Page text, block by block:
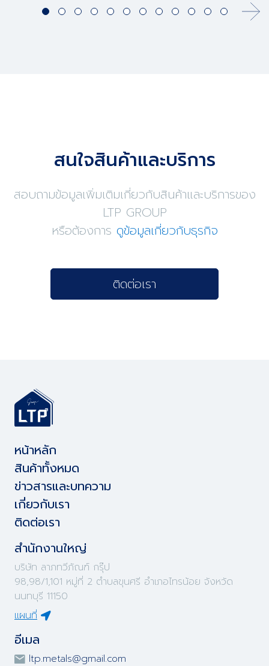
สนใจสินค้าและบริการ
สอบถามข้อมูลเพิ่มเติมเกี่ยวกับสินค้าและบริการของ
LTP GROUP
หรือต้องการ ดูข้อมูลเกี่ยวกับธุรกิจ
ติดต่อเรา
หน้าหลัก
สินค้าทั้งหมด
ข่าวสารและบทความ
เกี่ยวกับเรา
ติดต่อเรา
สำนักงานใหญ่
บริษัท ลาภทวีภัณฑ์ กรุ๊ป
98,98/1,101 หมู่ที่ 2 ตำบลขุนศรี อำเภอไทรน้อย จังหวัด
นนทบุรี 11150
แผนที่
อีเมล
ltp.metals@gmail.com